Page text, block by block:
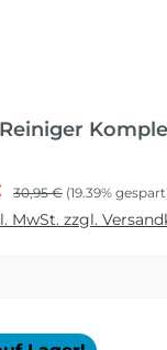
Regulärer Preis:
30,95 € (19.39%
MwSt. zzgl.